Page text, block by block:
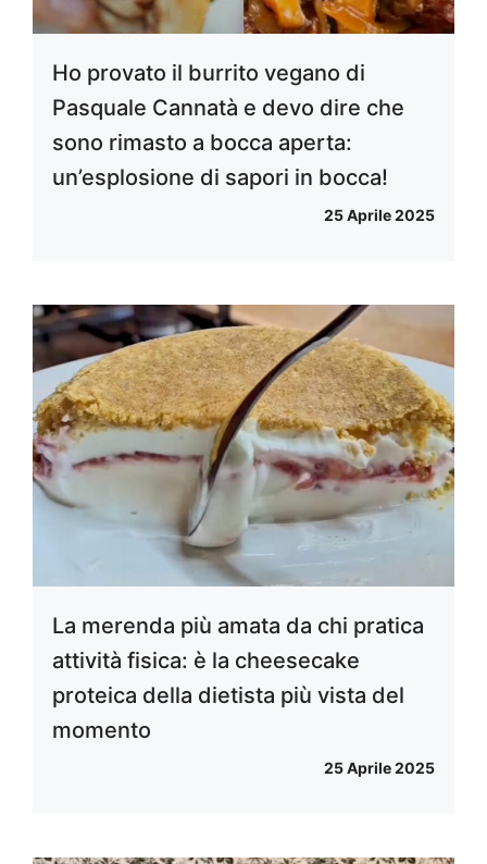
Ho provato il burrito vegano di
Pasquale Cannatà e devo dire che
sono rimasto a bocca aperta:
un’esplosione di sapori in bocca!
25 Aprile 2025
La merenda più amata da chi pratica
attività fisica: è la cheesecake
proteica della dietista più vista del
momento
25 Aprile 2025